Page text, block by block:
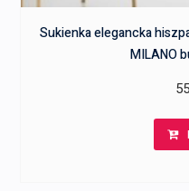
Sukienka elegancka
MILANO